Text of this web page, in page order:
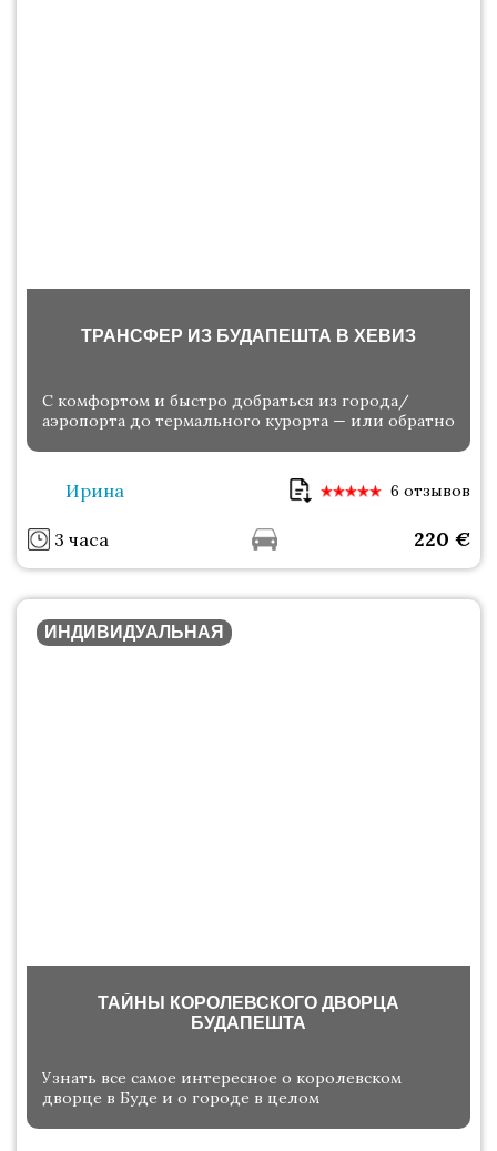
ТРАНСФЕР ИЗ БУДАПЕШТА В ХЕВИЗ
С комфортом и быстро добраться из города/
аэропорта до термального курорта — или обратно
Ирина 6 отзывов
3 часа 220 €
ИНДИВИДУАЛЬНАЯ
ТАЙНЫ КОРОЛЕВСКОГО ДВОРЦА
БУДАПЕШТА
Узнать все самое интересное о королевском
дворце в Буде и о городе в целом